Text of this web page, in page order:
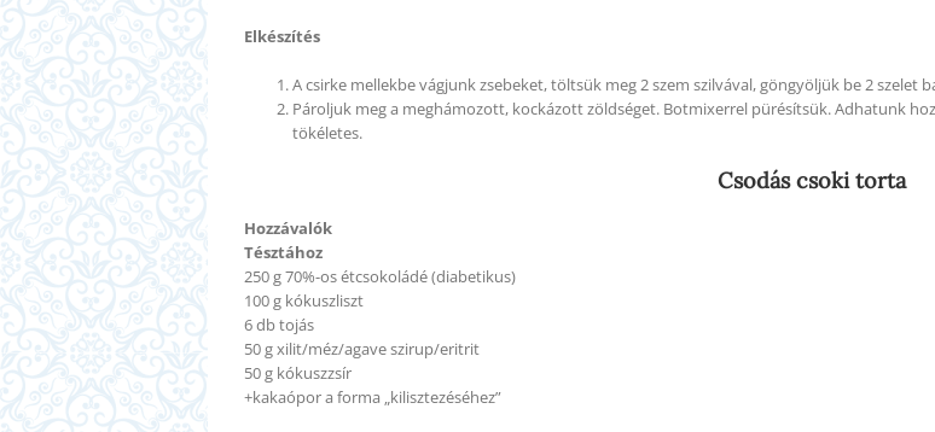
Elkészítés
A csirke mellekbe vágjunk zsebeket, töltsük meg 2 szem szilvával, göngyöljük be 2 szelet
Pároljuk meg a meghámozott, kockázott zöldséget. Botmixerrel pürésítsük. Adhatunk
tökéletes.
Csodás csoki torta
Hozzávalók
Tésztához
250 g 70%-os étcsokoládé (diabetikus)
100 g kókuszliszt
6 db tojás
50 g xilit/méz/agave szirup/eritrit
50 g kókuszzsír
+kakaópor a forma „kilisztezéséhez”